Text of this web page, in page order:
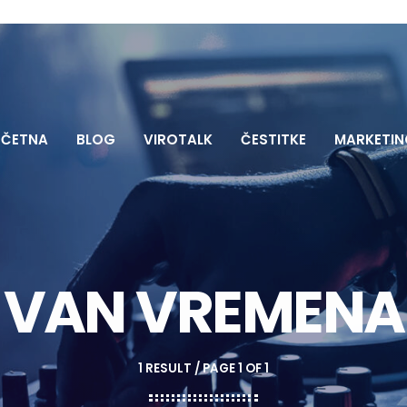
BLOG VIROTALK ČESTITKE
VAN VREMENA
1 RESULT / PAGE 1 OF 1